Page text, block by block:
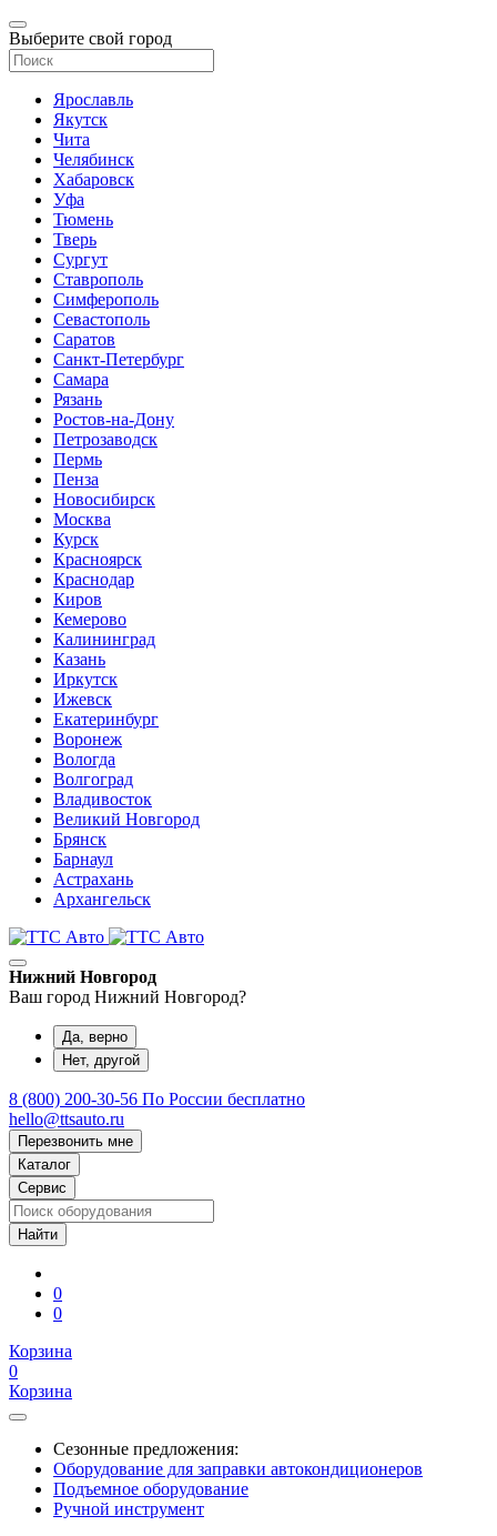
Выберите свой город
Ярославль
Якутск
Чита
Челябинск
Хабаровск
Уфа
Тюмень
Тверь
Сургут
Ставрополь
Симферополь
Севастополь
Саратов
Санкт-Петербург
Самара
Рязань
Ростов-на-Дону
Петрозаводск
Пермь
Пенза
Новосибирск
Москва
Курск
Красноярск
Краснодар
Киров
Кемерово
Калининград
Казань
Иркутск
Ижевск
Екатеринбург
Воронеж
Вологда
Волгоград
Владивосток
Великий Новгород
Брянск
Барнаул
Астрахань
Архангельск
Нижний Новгород
Ваш город Нижний Новгород?
Да, верно
Нет, другой
8 (800) 200-30-56 По России бесплатно
hello@ttsauto.ru
Перезвонить мне
Каталог
Сервис
0
0
Корзина
0
Корзина
Сезонные предложения:
Оборудование для заправки автокондиционеров
Подъемное оборудование
Ручной инструмент